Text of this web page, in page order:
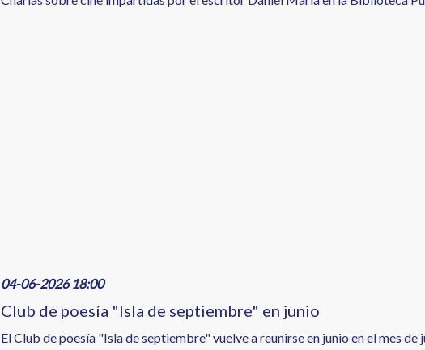
04-06-2026 18:00
Club de poesía "Isla de septiembre" en junio
El Club de poesía "Isla de septiembre" vuelve a reunirse en junio en el mes